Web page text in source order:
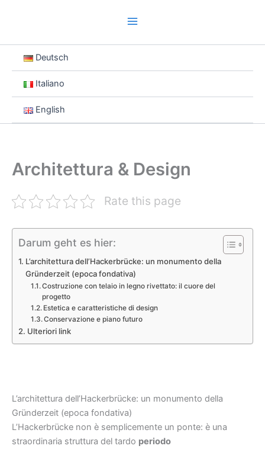
Deutsch
Italiano
English
Architettura & Design
Rate this page
Darum geht es hier:
L’architettura dell’Hackerbrücke: un monumento della
Gründerzeit (epoca fondativa)
Costruzione con telaio in legno rivettato: il cuore del
progetto
Estetica e caratteristiche di design
Conservazione e piano futuro
Ulteriori link
L’architettura dell’Hackerbrücke: un monumento della
Gründerzeit (epoca fondativa)
L’Hackerbrücke non è semplicemente un ponte: è una
straordinaria struttura del tardo periodo